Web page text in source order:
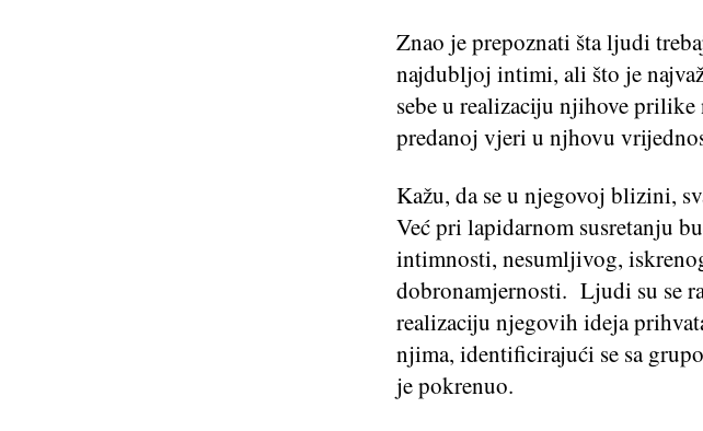
Znao je prepoznati šta ljudi
najdubljoj intimi, ali što je
sebe u realizaciju njihove
predanoj vjeri u njhovu
Kažu, da se u njegovoj blizini,
Već pri lapidarnom susretanju
intimnosti, nesumljivog,
dobronamjernosti. Ljudi su se
realizaciju njegovih ideja
njima, identificirajući se sa
je pokrenuo.